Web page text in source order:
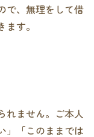
で、無理をして借
す。
れません。ご本人
」「このままでは